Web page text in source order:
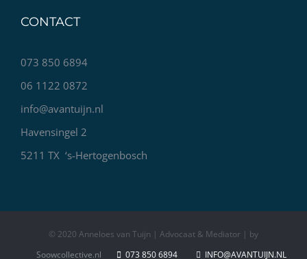
CONTACT
073 850 6894
06 1122 0872
info@avantuijn.nl
Havensingel 2
5211 TX ‘s-Hertogenbosch
© 2020 Anneloes van Tuijn | Advocaat & Mediator | by
Soowcollective.nl
073 850 6894 INFO@AVANTUIJN.NL